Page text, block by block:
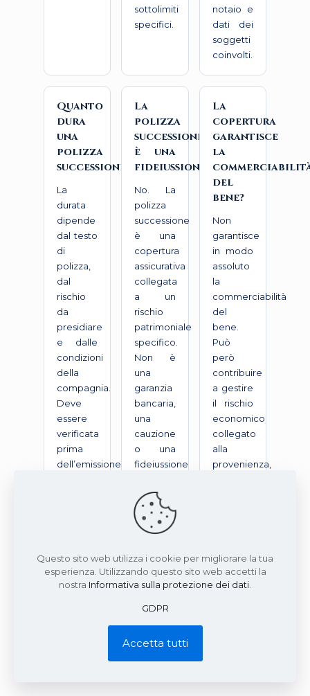
sottolimiti
specifici.
notaio e
dati dei
soggetti
coinvolti.
Quanto
dura
una
polizza
successione?
La
durata
dipende
dal testo
di
polizza,
dal
rischio
da
presidiare
e dalle
condizioni
della
compagnia.
Deve
essere
verificata
prima
dell’emissione
standard.
La
polizza
successione
è una
fideiussione?
No. La
polizza
successione
è una
copertura
assicurativa
collegata
a un
rischio
patrimoniale
specifico.
Non è
una
garanzia
bancaria,
una
cauzione
o una
fideiussione
richiesta.
La
copertura
garantisce
la
del
bene?
Non
garantisce
in modo
assoluto
la
commerciabilità
del
bene.
Può
però
contribuire
a gestire
il rischio
economico
collegato
alla
provenienza,
coinvolti
e
coerente
Questo sito web utilizza i cookie per migliorare la tua
esperienza. Utilizzando questo sito web accetti la
nostra Informativa sulla protezione dei dati
GDPR
Accetta tutti